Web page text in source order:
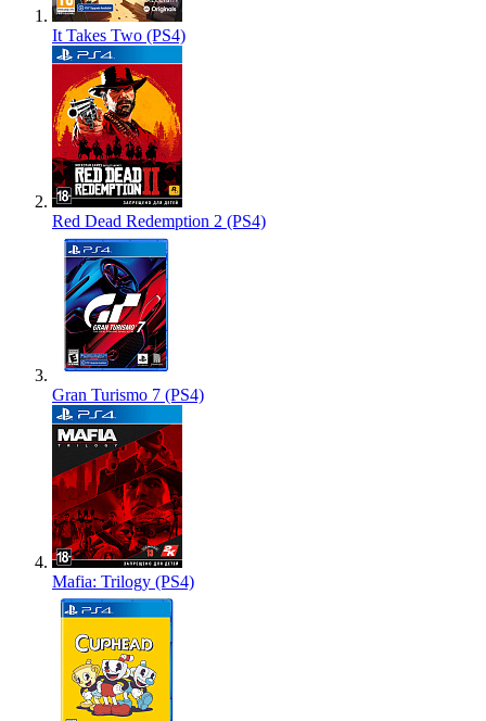
It Takes Two (PS4)
Red Dead Redemption 2 (PS4)
Gran Turismo 7 (PS4)
Mafia: Trilogy (PS4)